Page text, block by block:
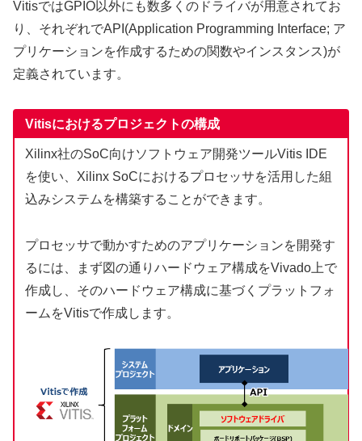
VitisではGPIO以外にも数多くのドライバが用意されてお
り、それぞれでAPI(Application Programming Interface; ア
プリケーションを作成するための関数やインスタンス)が
定義されています。
Vitisにおけるプロジェクトの構成
Xilinx社のSoC向けソフトウェア開発ツールVitis IDE
を使い、Xilinx SoCにおけるプロセッサを活用した組
込みシステムを構築することができます。
プロセッサで動かすためのアプリケーションを開発す
るには、まず図の通りハードウェア構成をVivado上で
作成し、そのハードウェア構成に基づくプラットフォ
ームをVitisで作成します。